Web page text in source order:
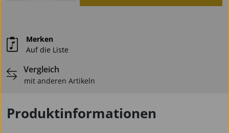
Merken
Auf die Liste
Vergleich
mit anderen Artikeln
Produktinformationen